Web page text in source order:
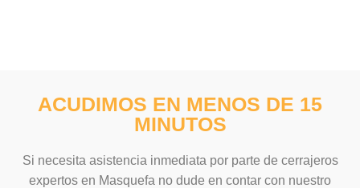
ACUDIMOS EN MENOS DE 15
MINUTOS
Si necesita asistencia inmediata por parte de cerrajeros
expertos en Masquefa no dude en contar con nuestro